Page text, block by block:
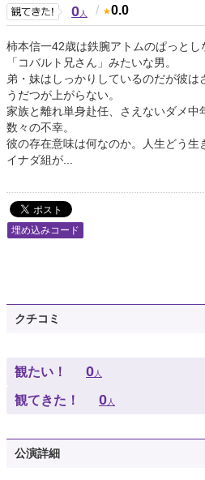
0人 / 0.0
柿本信一42歳は鉄腕アトムのぱっとし
「コバルト兄さん」みたいな男。
弟・妹はしっかりしているのだが彼は
うだつが上がらない。
家族と離れ単身赴任、さえないダメ中
数々の不幸。
彼の存在意味は何なのか。人生どう生
イナダ組が...
埋め込みコード
クチコミ
観たい！ 0人
観てきた！ 0人
公演詳細